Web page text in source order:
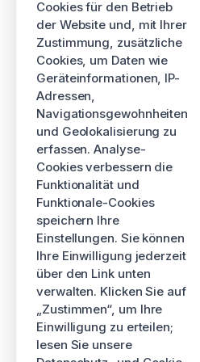
Cookies für den Betrieb
der Website und, mit Ihrer
Zustimmung, zusätzliche
Cookies, um Daten wie
Geräteinformationen, IP-
Adressen,
Navigationsgewohnheiten
und Geolokalisierung zu
erfassen. Analyse-
Cookies verbessern die
Funktionalität und
Funktionale-Cookies
speichern Ihre
Einstellungen. Sie können
Ihre Einwilligung jederzeit
über den Link unten
verwalten. Klicken Sie auf
„Zustimmen“, um Ihre
Einwilligung zu erteilen;
lesen Sie unsere